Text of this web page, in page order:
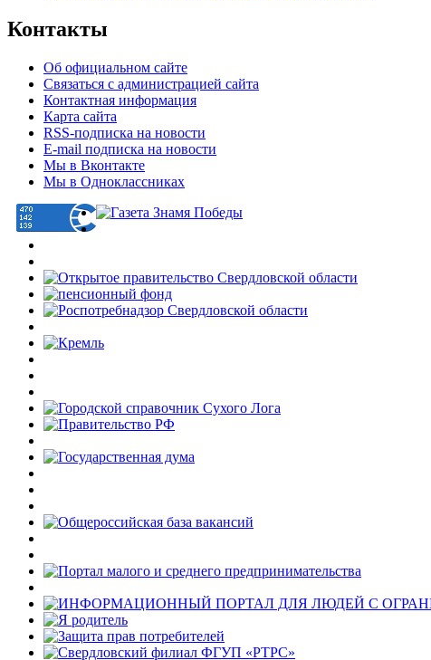
Контакты
Об официальном сайте
Связаться с администрацией сайта
Контактная информация
Карта сайта
RSS-подписка на новости
E-mail подписка на новости
Мы в Вконтакте
Мы в Одноклассниках